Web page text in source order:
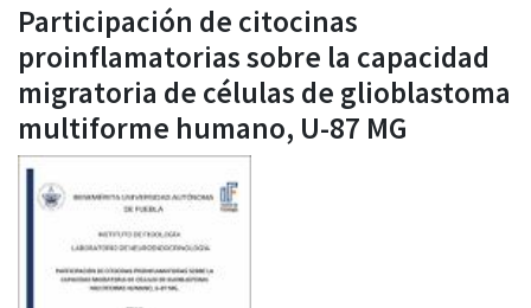
Participación de citocinas
proinflamatorias sobre la capacidad
migratoria de células de glioblastoma
multiforme humano, U-87 MG